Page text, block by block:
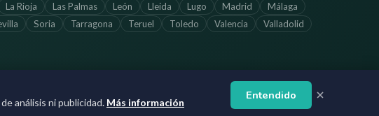
La Rioja Las Palmas León Lleida Lugo Madrid
Málaga
Soria Tarragona Teruel Toledo Valencia
Valladolid
Información actualizada. Verifica los horarios directamente con cada farmacia.
análisis ni publicidad. Más información
Entendido